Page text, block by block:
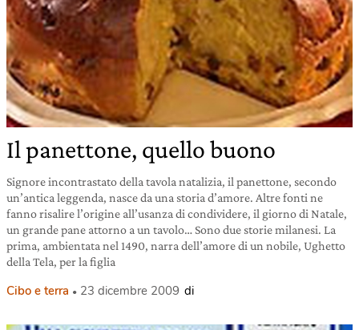
Il panettone, quello buono
Signore incontrastato della tavola natalizia, il panettone, secondo
un’antica leggenda, nasce da una storia d’amore. Altre fonti ne
fanno risalire l’origine all’usanza di condividere, il giorno di Natale,
un grande pane attorno a un tavolo… Sono due storie milanesi. La
prima, ambientata nel 1490, narra dell’amore di un nobile, Ughetto
della Tela, per la figlia
Cibo e terra 23 dicembre 2009 di